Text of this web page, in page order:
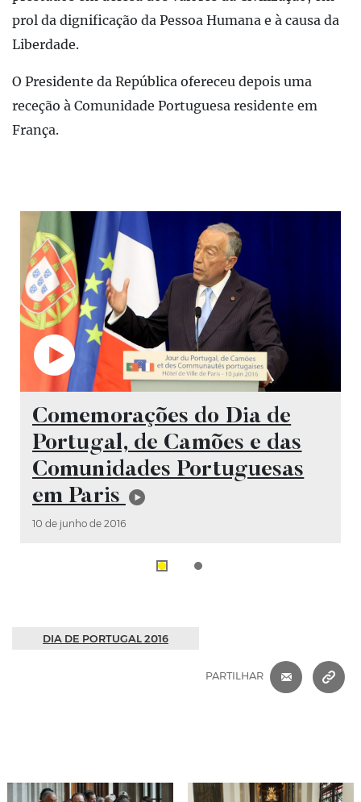
prol da dignificação da Pessoa Humana e à causa da
Liberdade.
O Presidente da República ofereceu depois uma
receção à Comunidade Portuguesa residente em
França.
Vídeo
Comemorações do Dia de
Portugal, de Camões e das
Comunidades Portuguesas
em Paris
10 de junho de 2016
DIA DE PORTUGAL 2016
PARTILHAR